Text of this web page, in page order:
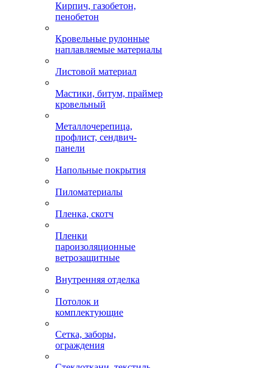
Кирпич, газобетон,
пенобетон
Кровельные рулонные
наплавляемые материалы
Листовой материал
Мастики, битум, праймер
кровельный
Металлочерепица,
профлист, сендвич-
панели
Напольные покрытия
Пиломатериалы
Пленка, скотч
Пленки
пароизоляционные
ветрозащитные
Внутренняя отделка
Потолок и
комплектующие
Сетка, заборы,
ограждения